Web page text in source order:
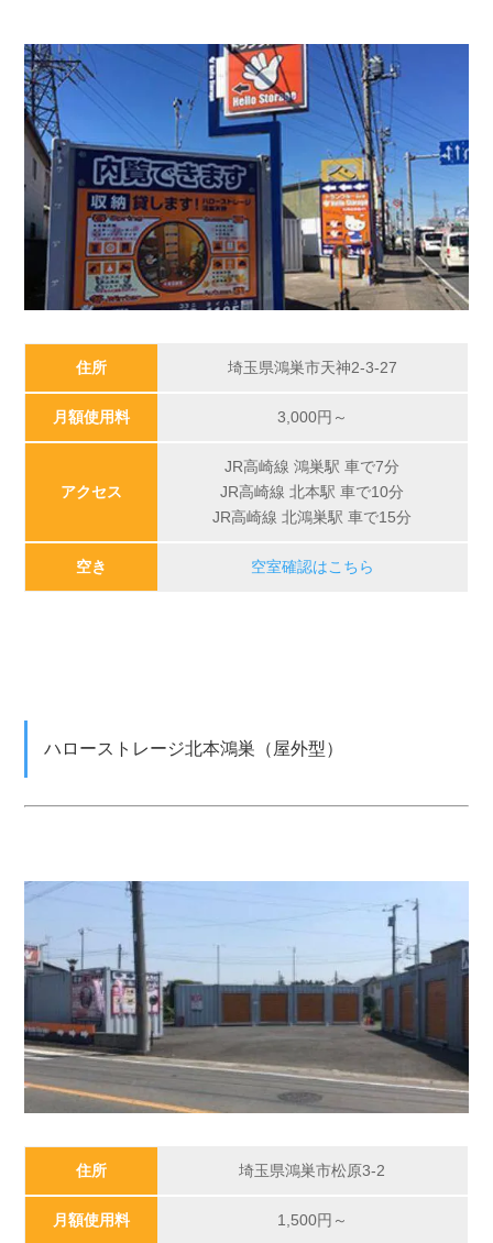
住所 埼玉県鴻巣市天神2-3-27
月額使用料 3,000円～
アクセス
JR高崎線 鴻巣駅 車で7分
JR高崎線 北本駅 車で10分
JR高崎線 北鴻巣駅 車で15分
空き 空室確認はこちら
ハローストレージ北本鴻巣（屋外型）
住所 埼玉県鴻巣市松原3-2
月額使用料 1,500円～